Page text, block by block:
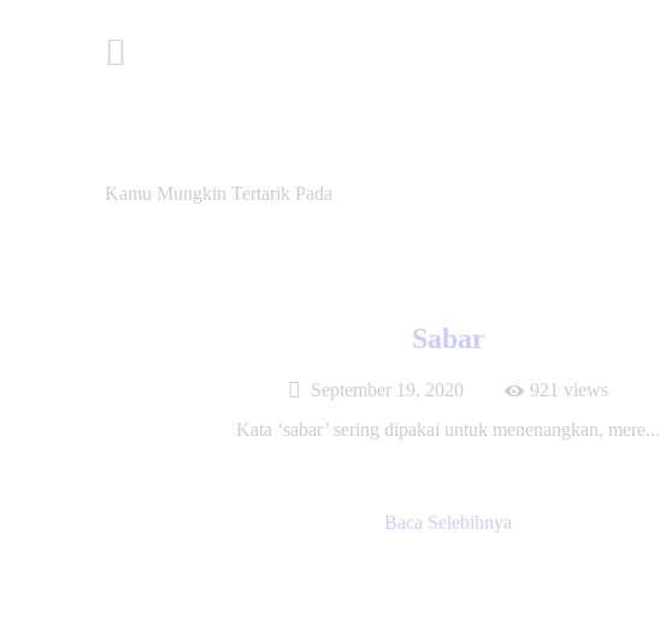
Kamu Mungkin Tertarik Pada
Sabar
September 19, 2020 921 views
Kata ‘sabar’ sering dipakai untuk menenangkan, mere...
Baca Selebihnya